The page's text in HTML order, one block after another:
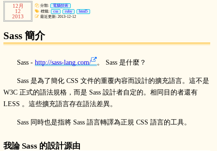
12月
12
2013
分類:
電腦技術
標籤:
css ruby
html5
最近更新: 2013-12-12
Sass 簡介
Sass - http://sass-lang.com/ 。 Sass 是什麼？
Sass 是為了簡化 CSS 文件的重覆內容而設計的擴充語言。這不是
W3C 正式的語法規格，而是 Sass 設計者自定的。相同目的者還有
LESS 。這些擴充語言存在語法差異。
Sass 同時也是指將 Sass 語言轉譯為正規 CSS 語言的工具。
我論 Sass 的設計源由